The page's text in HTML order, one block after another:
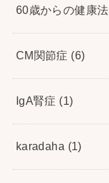
60歳からの健康法
CM関節症 (6)
IgA腎症 (1)
karadaha (1)